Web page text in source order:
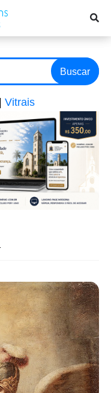
Buscar
Vitrais